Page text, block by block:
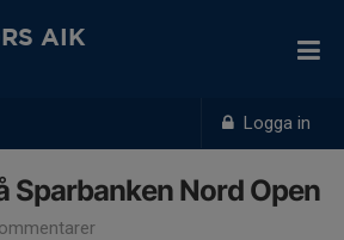
Logga in
AIK
Sparbanken Nord Open